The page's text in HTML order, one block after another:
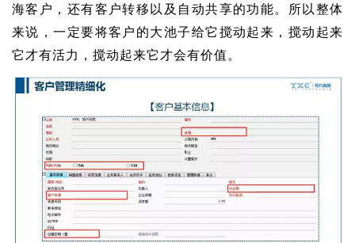
海客户，还有客户转移以及自动共享的功能。所以整体
来说，一定要将客户的大池子给它搅动起来，搅动起来
它才有活力，搅动起来它才会有价值。